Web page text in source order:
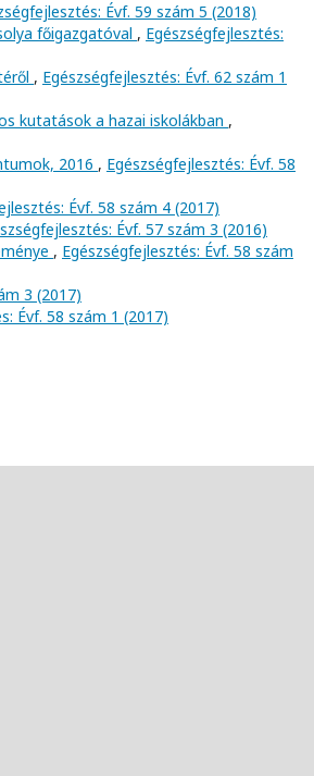
Évf. 59 szám 5 (2018)
főigazgatóval , Egészségfejlesztés:
, Egészségfejlesztés: Évf. 62 szám 1
kutatások a hazai iskolákban ,
2016 , Egészségfejlesztés: Évf. 58
Évf. 58 szám 4 (2017)
Évf. 57 szám 3 (2016)
, Egészségfejlesztés: Évf. 58 szám
3 (2017)
Évf. 58 szám 1 (2017)